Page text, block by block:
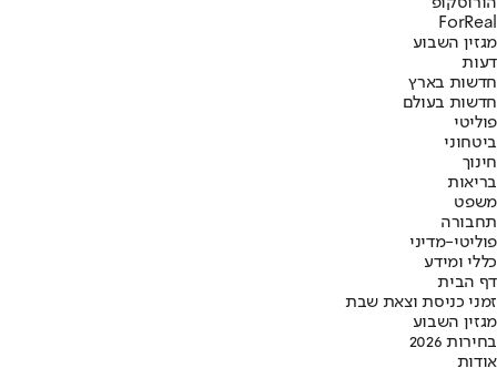
ForReal
מגזין השבוע
דעות
חדשות בארץ
חדשות בעולם
פוליטי
ביטחוני
חינוך
בריאות
משפט
תחבורה
פוליטי-מדיני
כללי ומידע
דף הבית
זמני כניסת וצאת שבת
מגזין השבוע
בחירות 2026
אודות